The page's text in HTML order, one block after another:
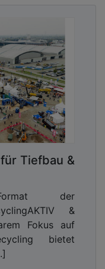
Tiefbau &
der
&
Fokus auf
bietet